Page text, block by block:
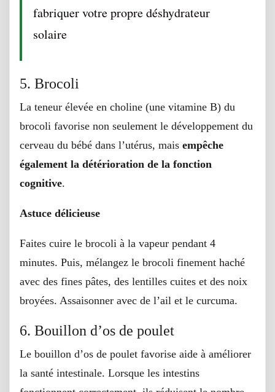
fabriquer votre propre déshydrateur
solaire
5. Brocoli
La teneur élevée en choline (une vitamine B) du
brocoli favorise non seulement le développement du
cerveau du bébé dans l’utérus, mais empêche
également la détérioration de la fonction
cognitive.
Astuce délicieuse
Faites cuire le brocoli à la vapeur pendant 4
minutes. Puis, mélangez le brocoli finement haché
avec des fines pâtes, des lentilles cuites et des noix
broyées. Assaisonner avec de l’ail et le curcuma.
6. Bouillon d’os de poulet
Le bouillon d’os de poulet favorise aide à améliorer
la santé intestinale. Lorsque les intestins